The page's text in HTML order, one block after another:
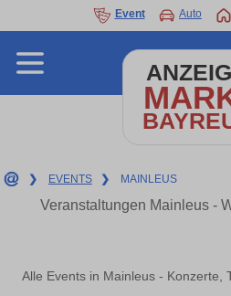
Event Auto
❯ EVENTS ❯ MAINLEUS
Veranstaltungen Mainleus -
Alle Events in Mainleus - Konzerte,